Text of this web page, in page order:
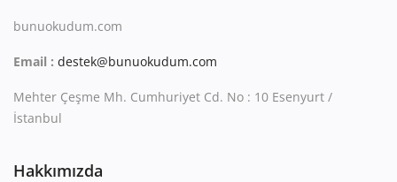
bunuokudum.com
Email : destek@bunuokudum.com
Mehter Çeşme Mh. Cumhuriyet Cd. No : 10 Esenyurt /
İstanbul
Hakkımızda